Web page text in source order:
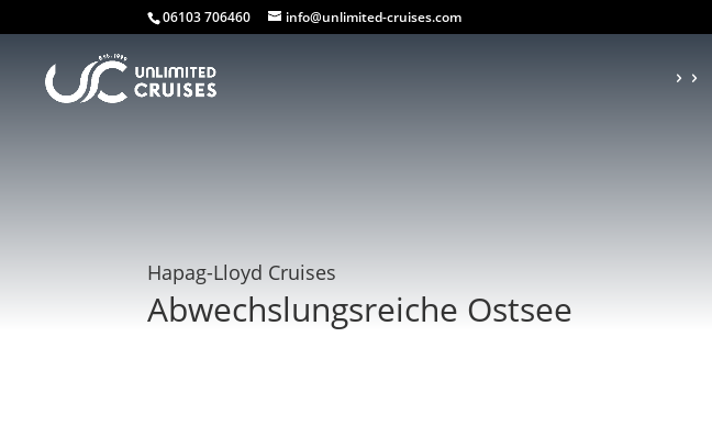
06103 706460 info@unlimited-cruises.com
Hapag-Lloyd Cruises
Abwechslungsreiche Ostsee